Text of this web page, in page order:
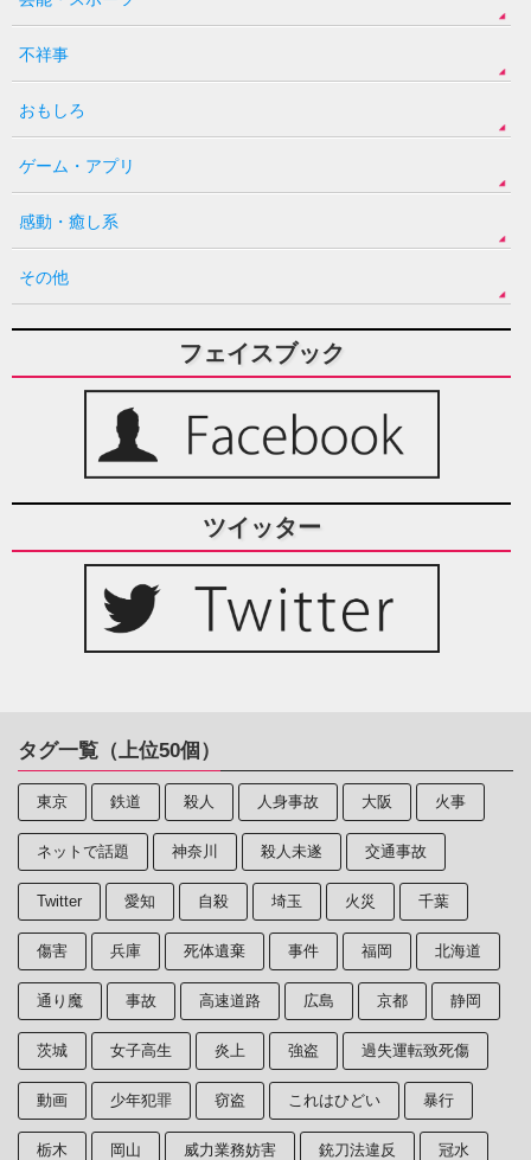
不祥事
おもしろ
ゲーム・アプリ
感動・癒し系
その他
フェイスブック
ツイッター
タグ一覧（上位50個）
東京 鉄道 殺人 人身事故 大阪 火事
ネットで話題 神奈川 殺人未遂 交通事故
Twitter 愛知 自殺 埼玉 火災 千葉
傷害 兵庫 死体遺棄 事件 福岡 北海道
通り魔 事故 高速道路 広島 京都 静岡
茨城 女子高生 炎上 強盗 過失運転致死傷
動画 少年犯罪 窃盗 これはひどい 暴行
栃木 岡山 威力業務妨害 銃刀法違反 冠水